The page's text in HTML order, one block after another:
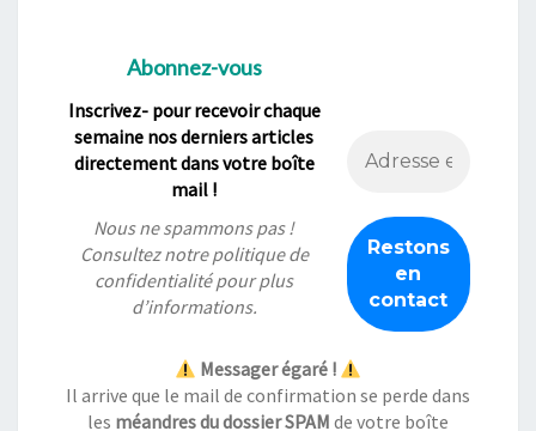
Abonnez-vous
Inscrivez- pour recevoir chaque
semaine nos derniers articles
directement dans votre boîte
mail !
Nous ne spammons pas !
Consultez notrepolitique de
confidentialitépour plus
d’informations.
Messager égaré !
Il arrive que le mail de confirmation se perde dans
les méandres du dossier SPAM de votre boîte